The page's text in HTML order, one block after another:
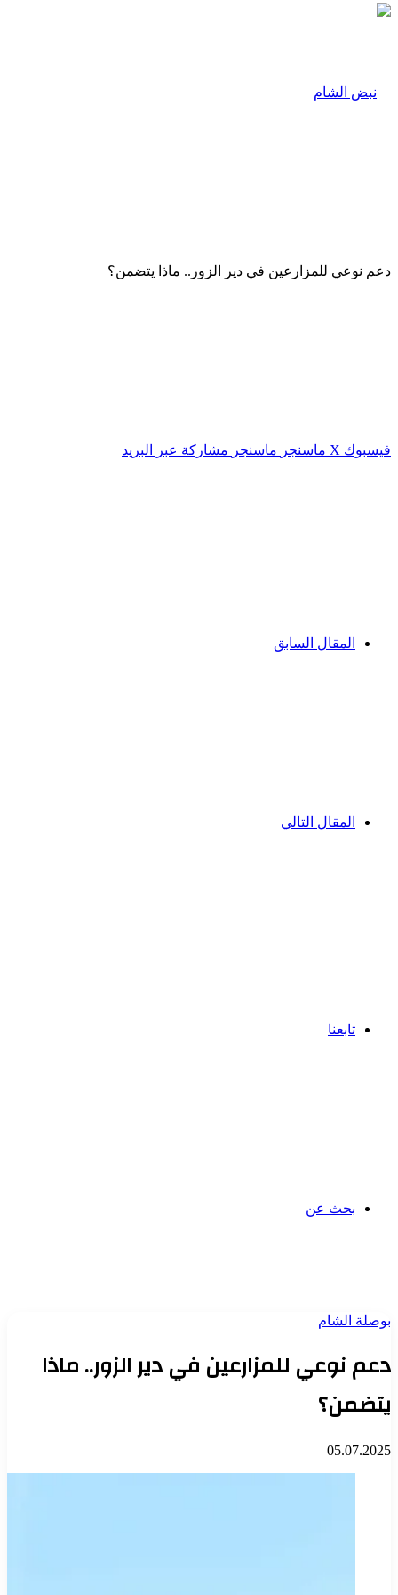
دعم نوعي للمزارعين في دير الزور.. ماذا يتضمن؟
فيسبوك ‫X ماسنجر ماسنجر مشاركة عبر البريد
المقال السابق
المقال التالي
تابعنا
بحث عن
بوصلة الشام
دعم نوعي للمزارعين في دير الزور.. ماذا
يتضمن؟
05.07.2025